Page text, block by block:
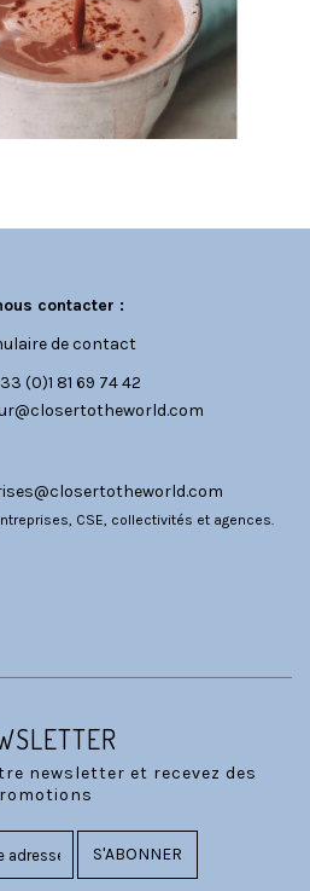
contacter :
de contact
(0)1 81 69 74 42
CSE, collectivités et agences.
newsletter et recevez des
S'ABONNER